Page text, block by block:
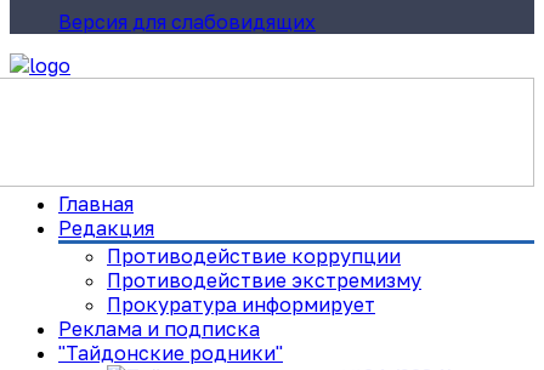
Версия для слабовидящих
Главная
Редакция
Противодействие коррупции
Противодействие экстремизму
Прокуратура информирует
Реклама и подписка
"Тайдонские родники"